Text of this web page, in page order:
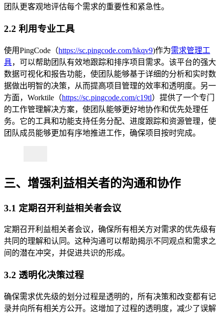
团队更客观地评估每个需求的重要性和紧急性。
2.2 利用专业工具
使用PingCode（https://sc.pingcode.com/hkqv9)作为需求管理工
具，可以帮助团队有效地跟踪和排序项目需求。该平台的强大
数据可视化和报告功能，使团队能够基于详细的分析和实时数
据做出明智的决策，从而提高项目管理的效率和透明度。另一
方面，Worktile（https://sc.pingcode.com/c19tl）提供了一个专门
的工作管理解决方案，使团队能够更好地协作和优先处理任
务。它的工具和功能支持任务分配、进度跟踪和资源管理，使
团队成员能够更加有序地推进工作，确保项目按时完成。
三、增强利益相关者的沟通和协作
3.1 定期召开利益相关者会议
定期召开利益相关者会议，确保所有相关方对需求的优先级有
共同的理解和认同。这种沟通可以帮助揭示不同观点和需求之
间的潜在冲突，并促进共识的形成。
3.2 透明化决策过程
确保需求优先级的划分过程是透明的，所有决策和改变都有记
录并向所有相关方公开。这增加了过程的透明度，减少了误解